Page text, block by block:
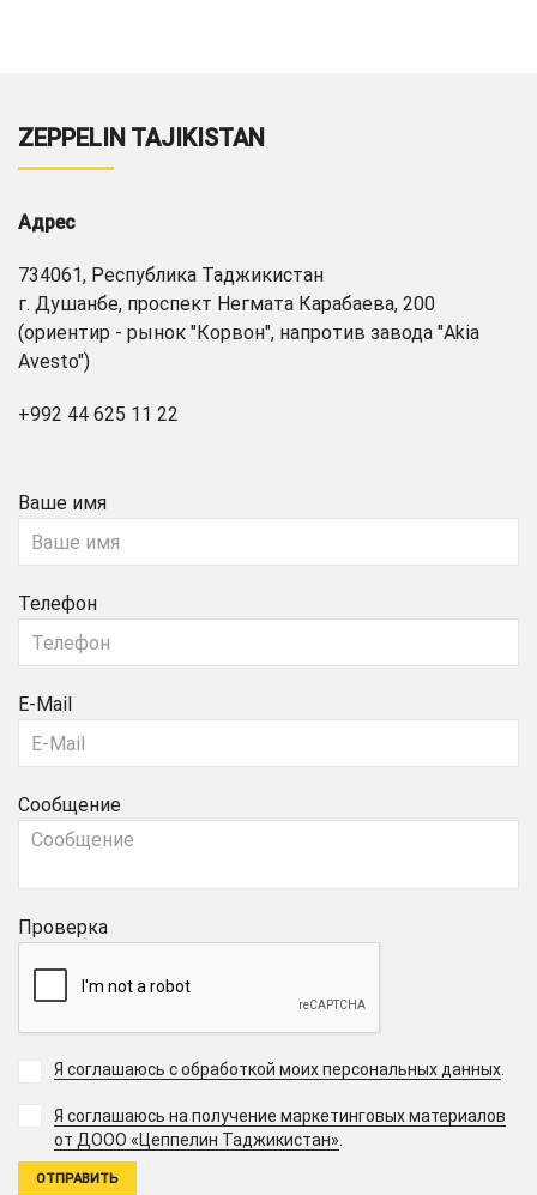
ZEPPELIN TAJIKISTAN
Адрес
734061, Республика Таджикистан
г. Душанбе, проспект Негмата Карабаева, 200
(ориентир - рынок "Корвон", напротив завода "Akia
Avesto")
+992 44 625 11 22
Ваше имя
Телефон
E-Mail
Сообщение
Проверка
Я соглашаюсь с обработкой моих персональных данных
Я соглашаюсь на получение маркетинговых материалов
от ДООО «Цеппелин Таджикистан».